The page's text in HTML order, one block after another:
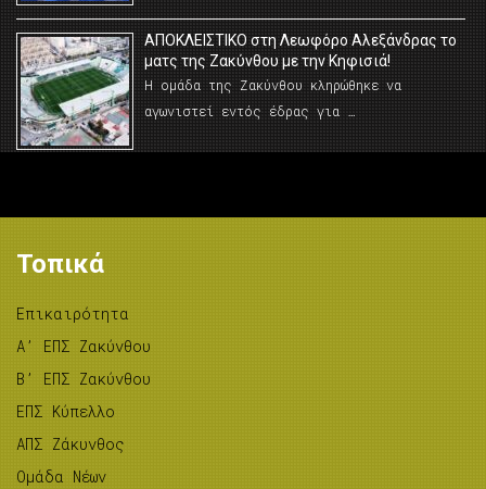
AΠΟΚΛΕΙΣΤΙΚΟ στη Λεωφόρο Αλεξάνδρας το
ματς της Ζακύνθου με την Κηφισιά!
Η ομάδα της Ζακύνθου κληρώθηκε να
αγωνιστεί εντός έδρας για …
Τοπικά
Επικαιρότητα
A’ ΕΠΣ Ζακύνθου
B’ ΕΠΣ Ζακύνθου
ΕΠΣ Κύπελλο
ΑΠΣ Ζάκυνθος
Ομάδα Νέων